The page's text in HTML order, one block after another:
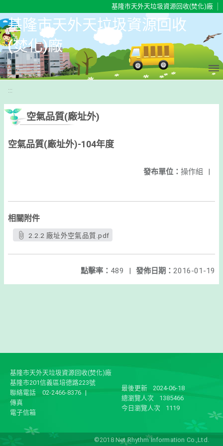
基隆市天外天垃圾資源回收(焚化)廠
基隆市天外天垃圾資源回收
(焚化)廠
:::
空氣品質(廠址外)
空氣品質(廠址外)-104年度
發布單位： 操作組 |
相關附件
2.2.2 廠址外空氣品質.pdf
發佈日期： 2016-01-19
點擊率： 489 |
基隆市天外天垃圾資源回收(焚化)廠
基隆市201信義區培德路223號
聯絡電話
02-2466-8376 |
傳真
電子信箱
最後更新
2024-06-18
總瀏覽人次
1385466
今日瀏覽人次
1119
©2018 Net Rhythm Information Co.,Ltd.